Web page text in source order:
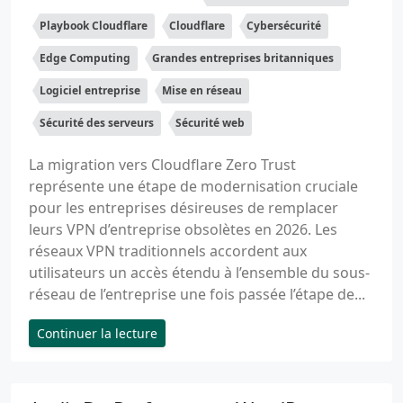
Playbook Cloudflare Cloudflare Cybersécurité
Edge Computing Grandes entreprises britanniques
Logiciel entreprise Mise en réseau
Sécurité des serveurs Sécurité web
La migration vers Cloudflare Zero Trust
représente une étape de modernisation cruciale
pour les entreprises désireuses de remplacer
leurs VPN d’entreprise obsolètes en 2026. Les
réseaux VPN traditionnels accordent aux
utilisateurs un accès étendu à l’ensemble du sous-
réseau de l’entreprise une fois passée l’étape de...
Continuer la lecture